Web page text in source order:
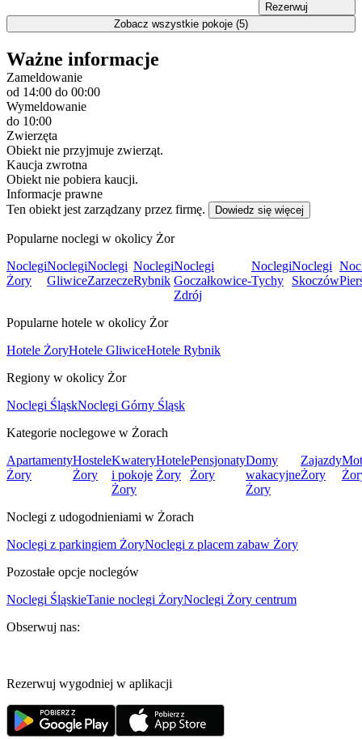
Rezerwuj
Zobacz wszystkie pokoje (5)
Ważne informacje
Zameldowanie
od 14:00 do 00:00
Wymeldowanie
do 10:00
Zwierzęta
Obiekt nie przyjmuje zwierząt.
Kaucja zwrotna
Obiekt nie pobiera kaucji.
Informacje prawne
Ten obiekt jest zarządzany przez firmę.
Dowiedz się więcej
Popularne noclegi w okolicy Żor
Noclegi
Żory
Noclegi
Gliwice
Noclegi
Zarzecze
Noclegi
Rybnik
Noclegi
Goczałkowice-
Zdrój
Noclegi
Tychy
Noclegi
Skoczów
Popularne hotele w okolicy Żor
Hotele ŻoryHotele GliwiceHotele Rybnik
Regiony w okolicy Żor
Noclegi ŚląskNoclegi Górny Śląsk
Kategorie noclegowe w Żorach
Apartamenty
Żory
Hostele
Żory
Kwatery
i pokoje
Żory
Hotele
Żory
Pensjonaty
Żory
Domy
wakacyjne
Żory
Zajazdy
Żory
Noclegi z udogodnieniami w Żorach
Noclegi z parkingiem ŻoryNoclegi z placem zabaw Żory
Pozostałe opcje noclegów
Noclegi ŚląskieTanie noclegi ŻoryNoclegi Żory centrum
Obserwuj nas:
Rezerwuj wygodniej w aplikacji